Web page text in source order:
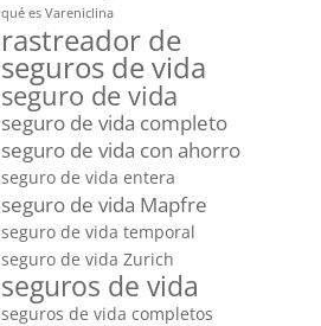
qué es Vareniclina
rastreador de
seguros de vida
seguro de vida
seguro de vida completo
seguro de vida con ahorro
seguro de vida entera
seguro de vida Mapfre
seguro de vida temporal
seguro de vida Zurich
seguros de vida
seguros de vida completos